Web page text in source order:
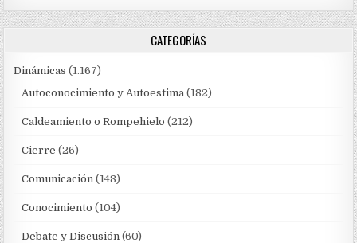
CATEGORÍAS
Dinámicas (1.167)
Autoconocimiento y Autoestima (182)
Caldeamiento o Rompehielo (212)
Cierre (26)
Comunicación (148)
Conocimiento (104)
Debate y Discusión (60)